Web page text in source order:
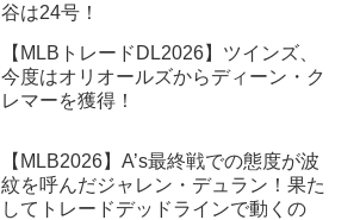
谷は24号！
【MLBトレードDL2026】ツインズ、
今度はオリオールズからディーン・ク
レマーを獲得！
【MLB2026】A’s最終戦での態度が波
紋を呼んだジャレン・デュラン！果た
してトレードデッドラインで動くの